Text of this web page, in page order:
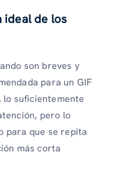
ideal de los
son breves y
para un GIF
lo suficientemente
pero lo
para que se repita
más corta